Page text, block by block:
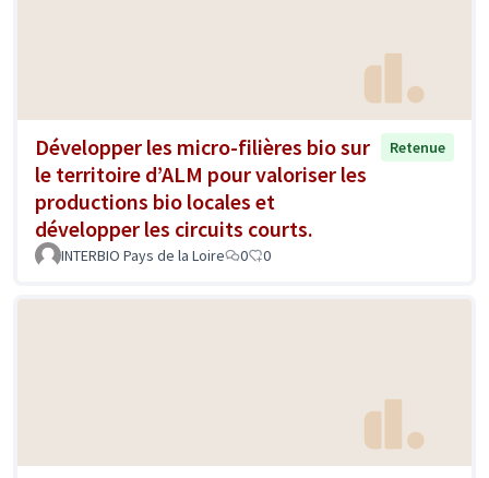
Développer les micro-filières bio sur
le territoire d’ALM pour valoriser les
productions bio locales et
développer les circuits courts.
Retenue
INTERBIO Pays de la Loire 0 0